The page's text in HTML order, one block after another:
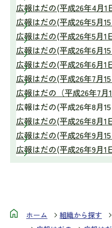
広報はだの(平成26年4月1
広報はだの(平成26年5月
広報はだの(平成26年5月1
広報はだの(平成26年6月
広報はだの(平成26年6月1
広報はだの(平成26年7月
広報はだの（平成26年7月1
広報はだの(平成26年8月
広報はだの(平成26年8月1
広報はだの(平成26年9月
広報はだの(平成26年9月1
ホーム 組織から探す